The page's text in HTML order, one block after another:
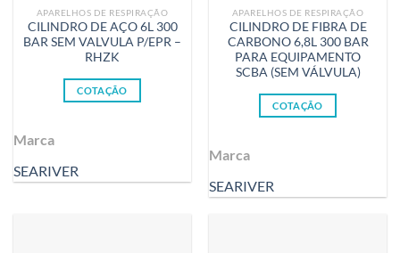
APARELHOS DE RESPIRAÇÃO
CILINDRO DE AÇO 6L 300
BAR SEM VALVULA P/EPR –
RHZK
COTAÇÃO
Marca
SEARIVER
APARELHOS DE RESPIRAÇÃO
CILINDRO DE FIBRA DE
CARBONO 6,8L 300 BAR
PARA EQUIPAMENTO
SCBA (SEM VÁLVULA)
COTAÇÃO
Marca
SEARIVER